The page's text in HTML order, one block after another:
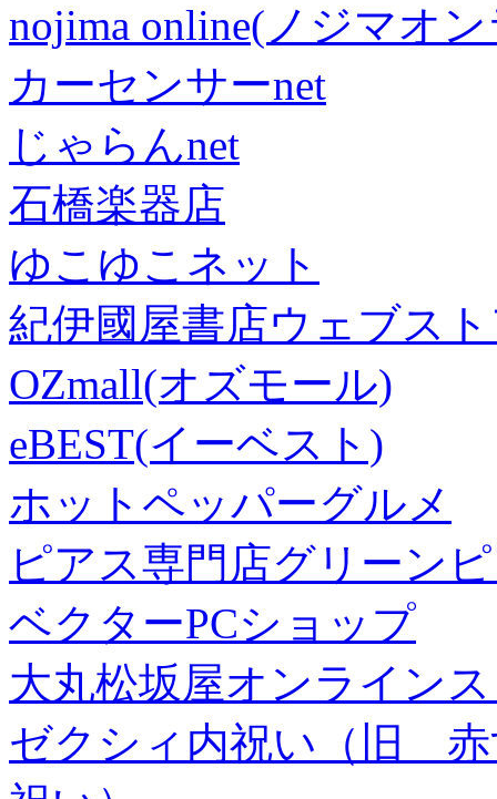
nojima online(ノジマオ
カーセンサーnet
じゃらんnet
石橋楽器店
ゆこゆこネット
紀伊國屋書店ウェブス
OZmall(オズモール)
eBEST(イーベスト)
ホットペッパーグルメ
ピアス専門店グリーン
ベクターPCショップ
大丸松坂屋オンライン
ゼクシィ内祝い（旧 赤